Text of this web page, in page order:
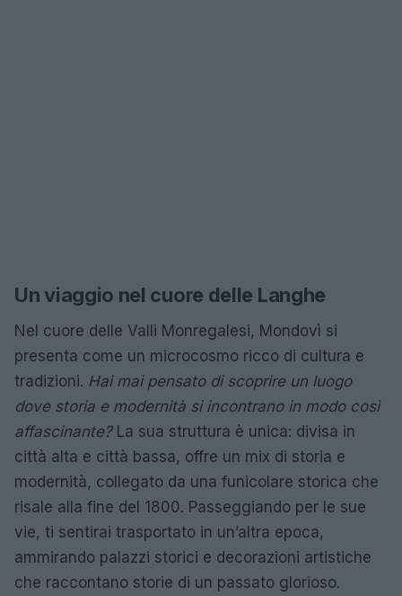
Un viaggio nel cuore delle Langhe
Nel cuore delle Valli Monregalesi, Mondovì si
presenta come un microcosmo ricco di cultura e
tradizioni. Hai mai pensato di scoprire un luogo
dove storia e modernità si incontrano in modo così
affascinante?La sua struttura è unica: divisa in
città alta e città bassa, offre un mix di storia e
modernità, collegato da una funicolare storica che
risale alla fine del 1800. Passeggiando per le sue
vie, ti sentirai trasportato in un’altra epoca,
ammirando palazzi storici e decorazioni artistiche
che raccontano storie di un passato glorioso.